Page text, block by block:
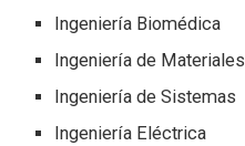
Ingeniería Biomédica
Ingeniería de Materiales
Ingeniería de Sistemas
Ingeniería Eléctrica